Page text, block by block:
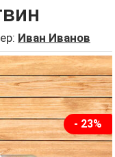
Иван Иванов
- 23%